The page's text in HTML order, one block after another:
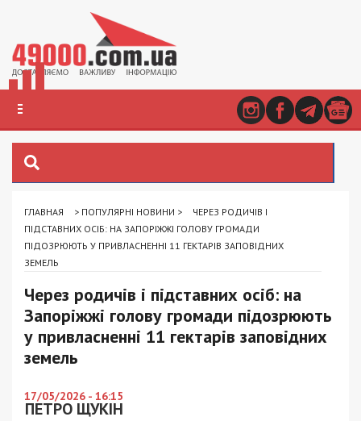
ГЛАВНАЯ > ПОПУЛЯРНІ НОВИНИ >
ЧЕРЕЗ РОДИЧІВ І
ПІДСТАВНИХ ОСІБ: НА ЗАПОРІЖЖІ ГОЛОВУ ГРОМАДИ
ПІДОЗРЮЮТЬ У ПРИВЛАСНЕННІ 11 ГЕКТАРІВ ЗАПОВІДНИХ
ЗЕМЕЛЬ
Через родичів і підставних осіб: на
Запоріжжі голову громади підозрюють
у привласненні 11 гектарів заповідних
земель
17/05/2026 - 16:15
ПЕТРО ЩУКІН